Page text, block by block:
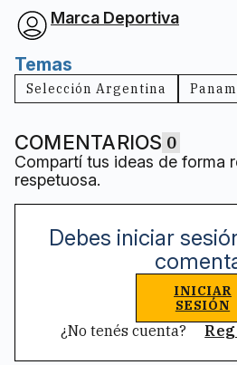
Marca Deportiva
Temas
Selección Argentina
COMENTARIOS 0
Compartí tus ideas de forma
respetuosa.
Debes iniciar
INICIAR
SESIÓN
¿No tenés cuenta?